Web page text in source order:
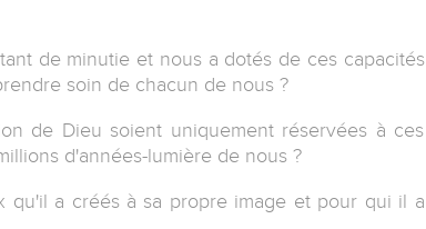
de minutie et nous a dotés de ces capacités
soin de chacun de nous ?
de Dieu soient uniquement réservées à ces
d'années-lumière de nous ?
qu'il a créés à sa propre image et pour qui il a